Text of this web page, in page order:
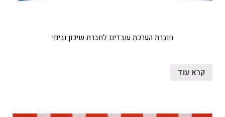
חוברת הערכת עובדים לחברת שיכון ובינוי
קרא עוד